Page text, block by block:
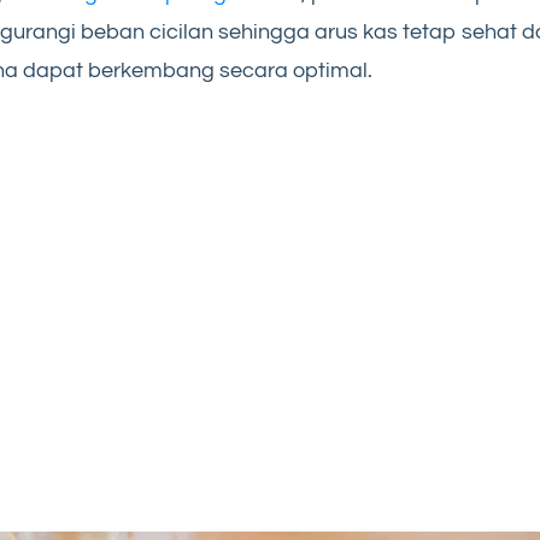
beban cicilan sehingga arus kas tetap sehat
dapat berkembang secara optimal.